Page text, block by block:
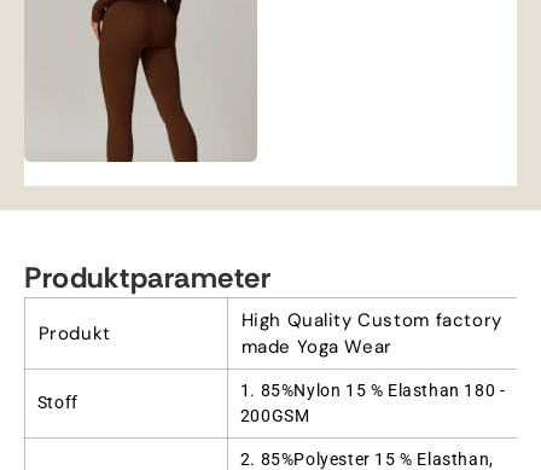
Produktparameter
Produkt
High Quality Custom factory
made Yoga Wear
Stoff
1. 85%Nylon 15 % Elasthan 180 -
200GSM
2. 85%Polyester 15 % Elasthan,